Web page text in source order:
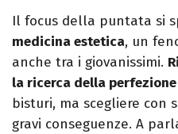
Il focus della puntata si
medicina estetica, un
anche tra i giovanissimi.
la ricerca della perfezione
bisturi, ma scegliere con
gravi conseguenze. A